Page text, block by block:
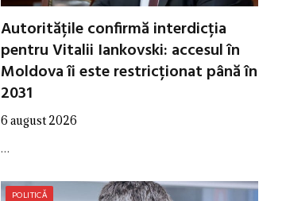
Autoritățile confirmă interdicția
pentru Vitalii Iankovski: accesul în
Moldova îi este restricționat până în
2031
6 august 2026
…
POLITICĂ